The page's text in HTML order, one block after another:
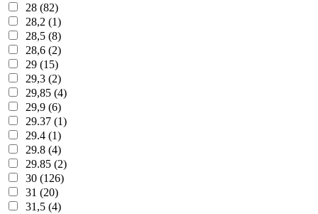
28 (82)
28,2 (1)
28,5 (8)
28,6 (2)
29 (15)
29,3 (2)
29,85 (4)
29,9 (6)
29.37 (1)
29.4 (1)
29.8 (4)
29.85 (2)
30 (126)
31 (20)
31,5 (4)